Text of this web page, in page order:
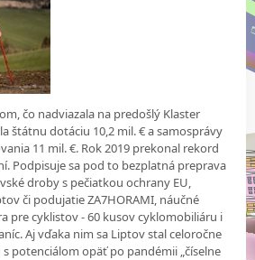
čo nadviazala na predošlý Klaster
štátnu dotáciu 10,2 mil. € a samosprávy
11 mil. €. Rok 2019 prekonal rekord
Podpisuje sa pod to bezplatná preprava
droby s pečiatkou ochrany EU,
či podujatie ZA7HORAMI, náučné
pre cyklistov - 60 kusov cyklomobiliáru i
Aj vďaka nim sa Liptov stal celoročne
potenciálom opäť po pandémii „číselne